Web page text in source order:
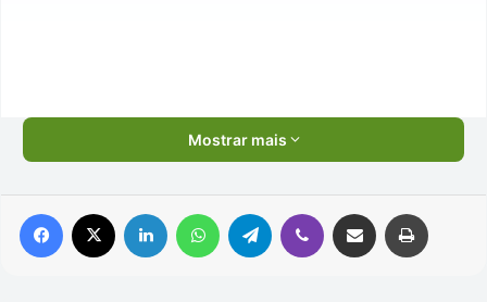
Mostrar mais
Facebook Linkedin WhatsAppTelegram Viber Compartilhar via e-mail